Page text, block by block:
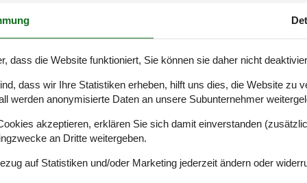
Tage für die ganze Familie vorprogrammiert.
dass die Website funktioniert, Sie können sie daher nicht
dass wir Ihre Statistiken erheben, hilft uns dies, die Website zu
werden anonymisierte Daten an unsere Subunternehmer
akzeptieren, erklären Sie sich damit einverstanden
an Dritte weitergeben.
auf Statistiken und/oder Marketing jederzeit ändern oder